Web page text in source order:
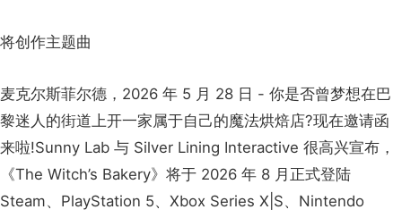
将创作主题曲
麦克尔斯菲尔德，2026 年 5 月 28 日 - 你是否曾梦想在巴
黎迷人的街道上开一家属于自己的魔法烘焙店?现在邀请函
来啦!Sunny Lab 与 Silver Lining Interactive 很高兴宣布，
《The Witch’s Bakery》将于 2026 年 8 月正式登陆
Steam、PlayStation 5、Xbox Series X|S、Nintendo